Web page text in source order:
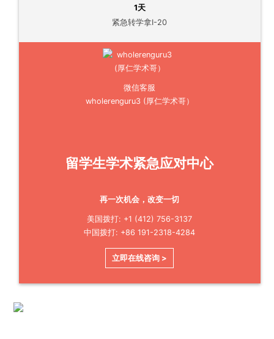
1天
紧急转学拿I-20
微信客服
wholerenguru3 (厚仁学术哥）
留学生学术紧急应对中心
再一次机会，改变一切
美国拨打: +1 (412) 756-3137
中国拨打: +86 191-2318-4284
立即在线咨询 >